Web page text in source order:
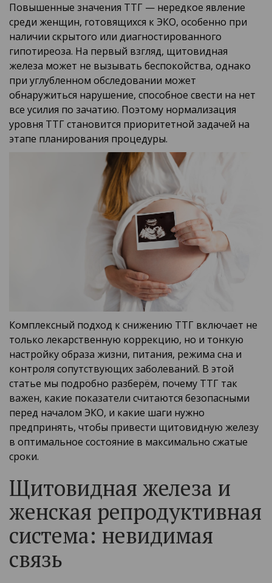
Повышенные значения ТТГ — нередкое явление
среди женщин, готовящихся к ЭКО, особенно при
наличии скрытого или диагностированного
гипотиреоза. На первый взгляд, щитовидная
железа может не вызывать беспокойства, однако
при углубленном обследовании может
обнаружиться нарушение, способное свести на нет
все усилия по зачатию. Поэтому нормализация
уровня ТТГ становится приоритетной задачей на
этапе планирования процедуры.
Комплексный подход к снижению ТТГ включает не
только лекарственную коррекцию, но и тонкую
настройку образа жизни, питания, режима сна и
контроля сопутствующих заболеваний. В этой
статье мы подробно разберём, почему ТТГ так
важен, какие показатели считаются безопасными
перед началом ЭКО, и какие шаги нужно
предпринять, чтобы привести щитовидную железу
в оптимальное состояние в максимально сжатые
сроки.
Щитовидная железа и
женская репродуктивная
система: невидимая
связь